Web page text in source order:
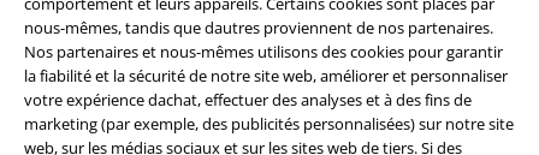
nous-mêmes, tandis que dautres proviennent de nos partenaires.
Nos partenaires et nous-mêmes utilisons des cookies pour garantir
la fiabilité et la sécurité de notre site web, améliorer et personnaliser
votre expérience dachat, effectuer des analyses et à des fins de
marketing (par exemple, des publicités personnalisées) sur notre site
web, sur les médias sociaux et sur les sites web de tiers. Si des
A Warner Music Group Company